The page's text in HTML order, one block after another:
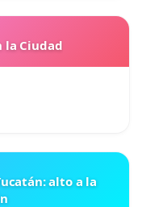
la Ciudad
alto a la